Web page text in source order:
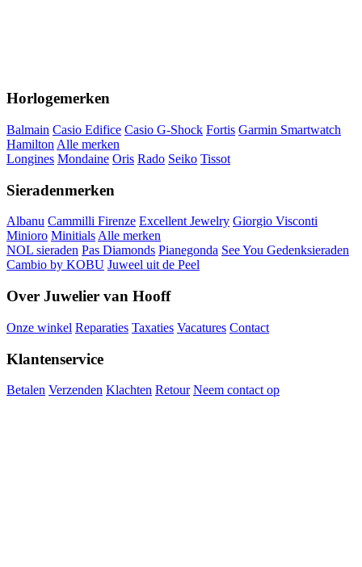
Horlogemerken
Balmain Casio Edifice Casio G-Shock Fortis Garmin Smartwatch
Hamilton Alle merken
Longines Mondaine Oris Rado Seiko Tissot
Sieradenmerken
Albanu Cammilli Firenze Excellent Jewelry Giorgio Visconti
Minioro MinitialsAlle merken
NOL sieraden Pas Diamonds Pianegonda See You Gedenksieraden
Cambio by KOBU Juweel uit de Peel
Over Juwelier van Hooff
Onze winkel Reparaties Taxaties Vacatures Contact
Klantenservice
Betalen Verzenden Klachten Retour Neem contact op